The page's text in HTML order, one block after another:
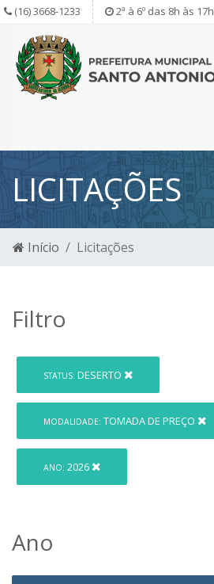
(16) 3668-1233 2ª à 6º das 8h às 17h
LICITAÇÕES
Início Licitações
Filtro
STATUS: DESERTO
MODALIDADE: TOMADA DE PREÇO
ANO: 2026
Ano